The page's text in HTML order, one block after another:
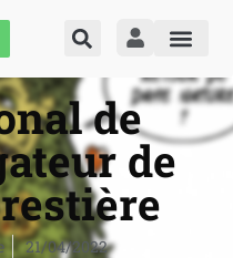
de
de
21/04/2022